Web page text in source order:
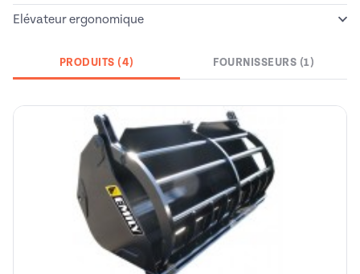
Elévateur ergonomique
PRODUITS (4) FOURNISSEURS (1)